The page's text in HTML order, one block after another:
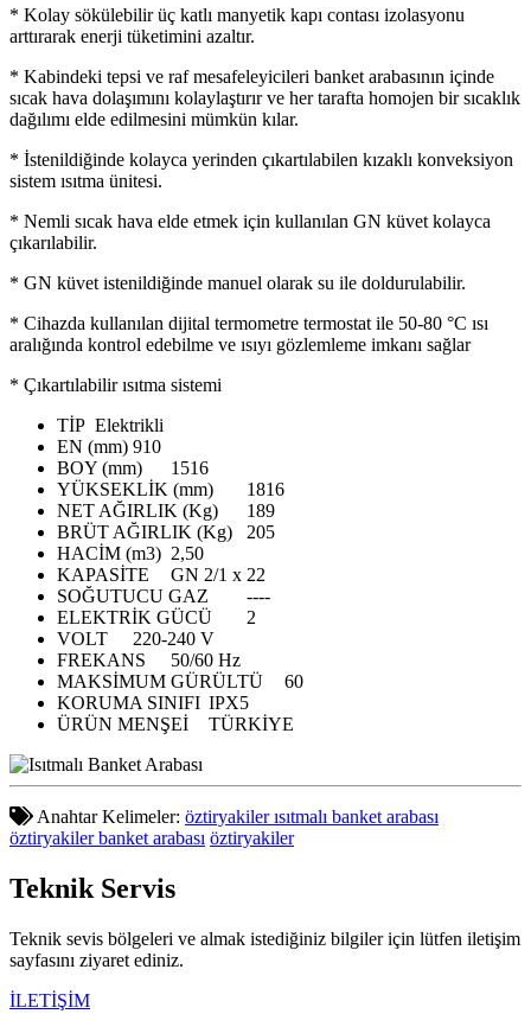
* Kolay sökülebilir üç katlı manyetik kapı contası izolasyonu
arttırarak enerji tüketimini azaltır.
* Kabindeki tepsi ve raf mesafeleyicileri banket arabasının içinde
sıcak hava dolaşımını kolaylaştırır ve her tarafta homojen bir sıcaklık
dağılımı elde edilmesini mümkün kılar.
* İstenildiğinde kolayca yerinden çıkartılabilen kızaklı konveksiyon
sistem ısıtma ünitesi.
* Nemli sıcak hava elde etmek için kullanılan GN küvet kolayca
çıkarılabilir.
* GN küvet istenildiğinde manuel olarak su ile doldurulabilir.
* Cihazda kullanılan dijital termometre termostat ile 50-80 °C ısı
aralığında kontrol edebilme ve ısıyı gözlemleme imkanı sağlar
* Çıkartılabilir ısıtma sistemi
TİP Elektrikli
EN (mm) 910
BOY (mm)
1516
YÜKSEKLİK (mm)
1816
NET AĞIRLIK (Kg)
189
BRÜT AĞIRLIK (Kg)
205
HACİM (m3) 2,50
KAPASİTE
GN 2/1 x 22
SOĞUTUCU GAZ
----
ELEKTRİK GÜCÜ
2
VOLT
220-240 V
FREKANS
50/60 Hz
MAKSİMUM GÜRÜLTÜ
60
KORUMA SINIFI IPX5
ÜRÜN MENŞEİ
TÜRKİYE
Anahtar Kelimeler: öztiryakiler ısıtmalı banket arabası
öztiryakiler banket arabası öztiryakiler
Teknik Servis
Teknik sevis bölgeleri ve almak istediğiniz bilgiler için lütfen iletişim
sayfasını ziyaret ediniz.
İLETİŞİM